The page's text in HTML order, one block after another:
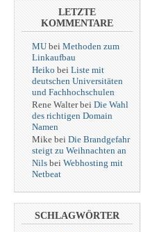
LETZTE
KOMMENTARE
MU bei Methoden zum
Linkaufbau
Heiko bei Liste mit
deutschen Universitäten
und Fachhochschulen
Rene Walter bei Die Wahl
des richtigen Domain
Namen
Mike bei Die Brandgefahr
steigt zu Weihnachten an
Nils bei Webhosting mit
Netbeat
SCHLAGWÖRTER